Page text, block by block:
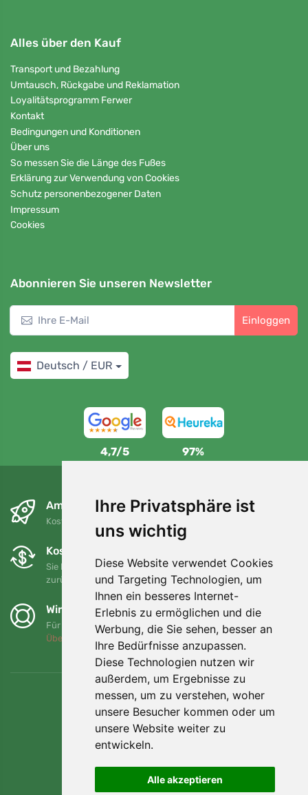
Ihre Privatsphäre ist
uns wichtig
Diese Website verwendet Cookies
und Targeting Technologien, um
Ihnen ein besseres Internet-
Erlebnis zu ermöglichen und die
Werbung, die Sie sehen, besser an
Ihre Bedürfnisse anzupassen.
Diese Technologien nutzen wir
außerdem, um Ergebnisse zu
messen, um zu verstehen, woher
unsere Besucher kommen oder um
unsere Website weiter zu
entwickeln.
Alle akzeptieren
Alles über den Kauf
Transport und Bezahlung
Umtausch, Rückgabe und Reklamation
Loyalitätsprogramm Ferwer
Kontakt
Bedingungen und Konditionen
Über uns
So messen Sie die Länge des Fußes
Erklärung zur Verwendung von Cookies
Schutz personenbezogener Daten
Impressum
Cookies
Abonnieren Sie unseren Newsletter
Einloggen
Deutsch / EUR
4,7/5 97%
Am nächsten Tag und kostenlos
Kostenloser Versand für Bestellungen über 80 EUR
Kostenloser Umtausch und Rückgabe
Sie können Ihre Bestellung jederzeit innerhalb von 90 Tagen
zurückgeben oder umtauschen.
Wir unterstützen Trees.org
Für jede Bestellung pflanzen wir einen Baum! Mehr lesen
Über uns